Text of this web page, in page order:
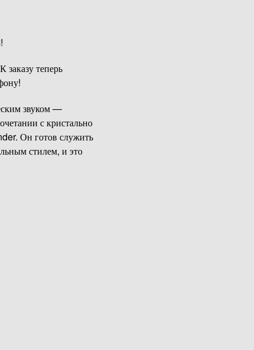
теперь
звуком —
с кристально
Он готов служить
стилем, и это